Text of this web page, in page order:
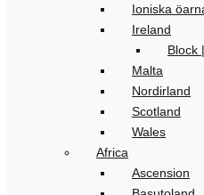
Ioniska
Ireland
Block
Malta
Nordirland
Scotland
Wales
Africa
Ascension